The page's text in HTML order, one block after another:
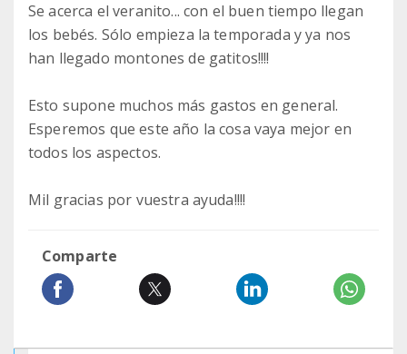
Se acerca el veranito... con el buen tiempo llegan
los bebés. Sólo empieza la temporada y ya nos
han llegado montones de gatitos!!!!
Esto supone muchos más gastos en general.
Esperemos que este año la cosa vaya mejor en
todos los aspectos.
Mil gracias por vuestra ayuda!!!!
Comparte